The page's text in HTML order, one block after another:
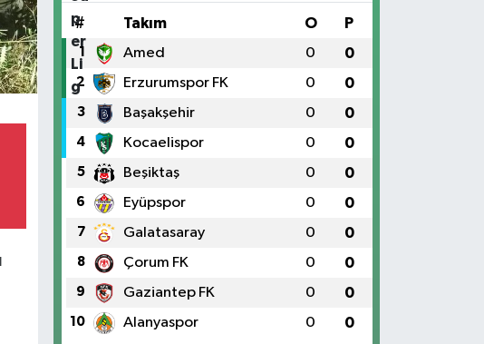
# Takım O P
1 Amed 0 0
2 Erzurumspor FK 0 0
3 Başakşehir 0 0
4 Kocaelispor 0 0
5 Beşiktaş 0 0
6 Eyüpspor 0 0
7 Galatasaray 0 0
8 Çorum FK 0 0
9 Gaziantep FK 0 0
10 Alanyaspor 0 0